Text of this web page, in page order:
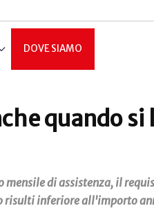
DOVE SIAMO
quando si
di assistenza, il
inferiore all'importo